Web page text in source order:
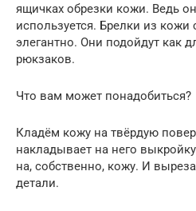
ящичках обрезки кожи. Ведь
используется. Брелки из кожи
элегантно. Они подойдут как
рюкзаков.
Что вам может понадобиться?
Кладём кожу на твёрдую
накладывает на него
на, собственно, кожу. И
детали.